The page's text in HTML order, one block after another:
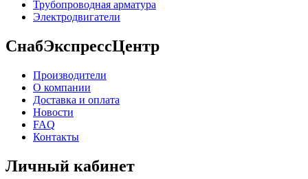
Трубопроводная арматура
Электродвигатели
СнабЭкспрессЦентр
Производители
О компании
Доставка и оплата
Новости
FAQ
Контакты
Личный кабинет